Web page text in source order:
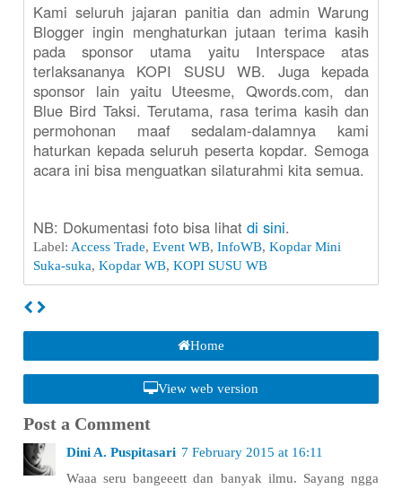
Kami seluruh jajaran panitia dan admin Warung
Blogger ingin menghaturkan jutaan terima kasih
pada sponsor utama yaitu Interspace atas
terlaksananya KOPI SUSU WB. Juga kepada
sponsor lain yaitu Uteesme, Qwords.com, dan
Blue Bird Taksi. Terutama, rasa terima kasih dan
permohonan maaf sedalam-dalamnya kami
haturkan kepada seluruh peserta kopdar. Semoga
acara ini bisa menguatkan silaturahmi kita semua.
NB: Dokumentasi foto bisa lihat di sini.
Label: Access Trade, Event WB, InfoWB, Kopdar Mini
Suka-suka, Kopdar WB, KOPI SUSU WB
Home
View web version
Post a Comment
Dini A. Puspitasari 7 February 2015 at 16:11
Waaa seru bangeeett dan banyak ilmu. Sayang ngga